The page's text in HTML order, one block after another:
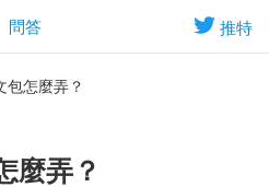
推特
問答
包怎麼弄？
麼弄？